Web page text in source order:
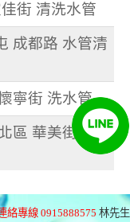
街 清洗水管
成都路 水管清
寧街 洗水管
區 華美街 洗
絡專線 0915888575 林先生